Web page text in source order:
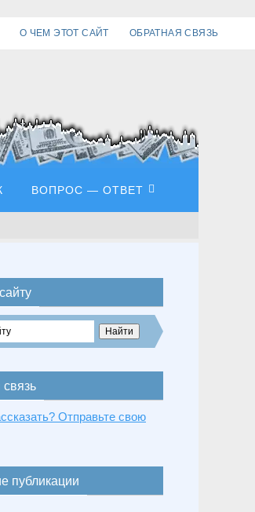
О ЧЕМ ЭТОТ САЙТ ОБРАТНАЯ СВЯЗЬ
ВОПРОС — ОТВЕТ
Отправьте свою
публикации